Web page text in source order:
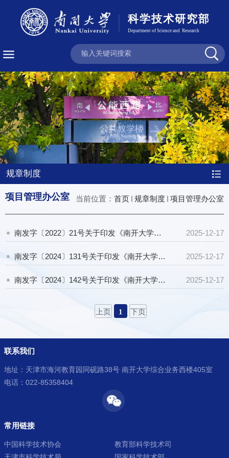
规章制度
当前位置： 首页 规章制度 项目管理办公室
项目管理办公室
南发字〔2022〕21号关于印发《南开大学纵向科研经费管理规定》的通知 2025-12-17
南发字〔2024〕131号关于印发《南开大学纵向科研项目管理办法（自然科学类）》的通知 2025-12-17
南发字〔2024〕142号关于印发《南开大学纵向科研经费管理办法（自然科学类）》的通知 2025-12-17
上页 1 下页
联系我们
地址：天津市海河教育园同砚路38号 南开大学综合业务西楼405室
电话：022-85358404
常用链接
中国科学技术协会
教育部科学技术司